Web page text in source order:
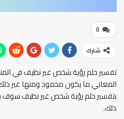
0
شارك
تفسير حلم رؤية شخص غير نظيف في
المعاني ما يكون محمود ومنها غير
بتفسير حلم رؤية شخص غير نظيف
ذلك.